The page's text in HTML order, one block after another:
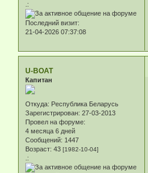
.:
Последний визит:
21-04-2026 07:37:08
U-BOAT
Капитан
Откуда: Республика Беларусь
Зарегистрирован: 27-03-2013
Провел на форуме:
4 месяца 6 дней
Сообщений: 1447
Возраст: 43 [1982-10-04]
.: